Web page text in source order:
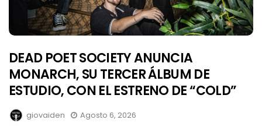
DEAD POET SOCIETY ANUNCIA
MONARCH, SU TERCER ÁLBUM DE
ESTUDIO, CON EL ESTRENO DE “COLD”
giovaiden Agosto 6, 2026